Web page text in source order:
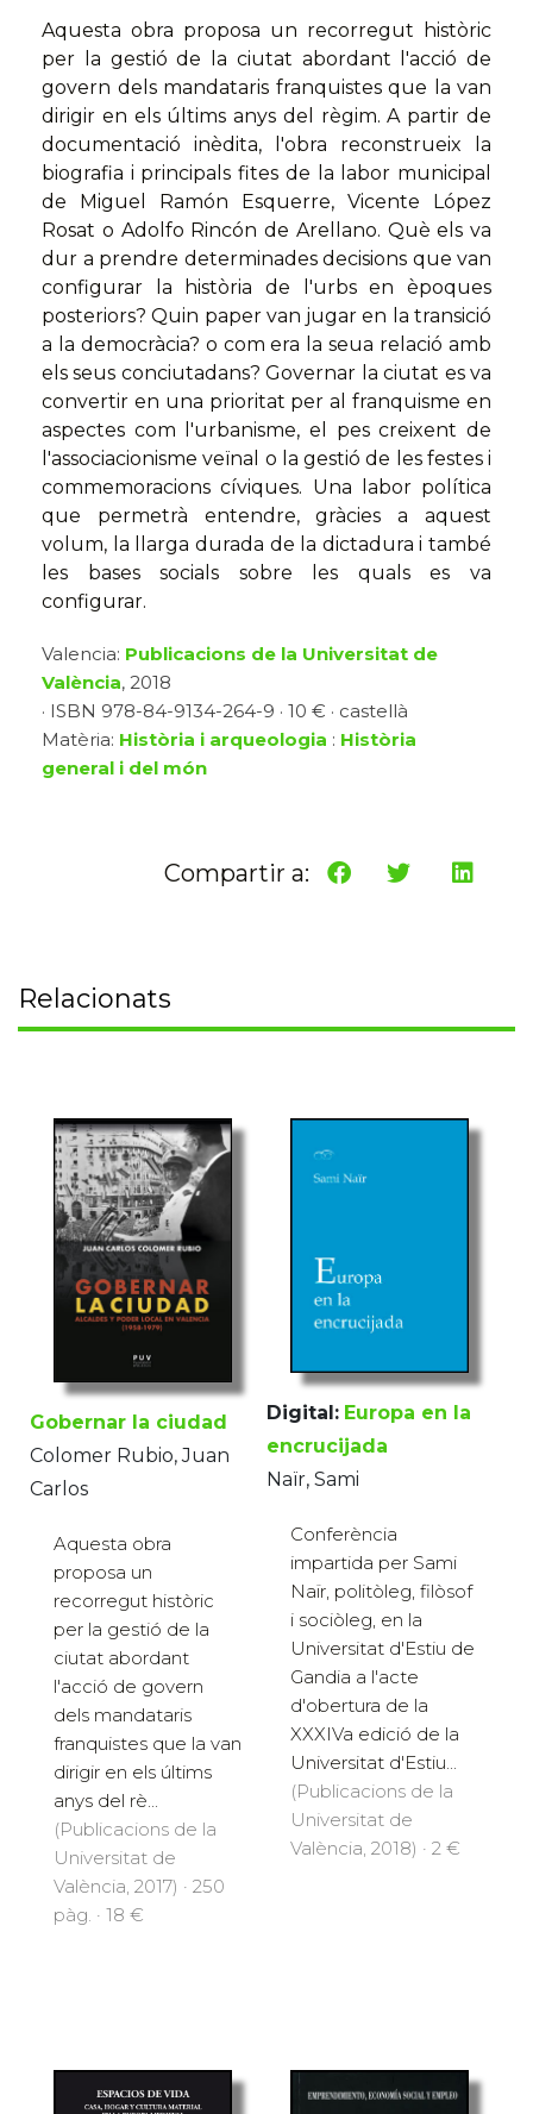
Aquesta obra proposa un recorregut històric
per la gestió de la ciutat abordant l'acció de
govern dels mandataris franquistes que la van
dirigir en els últims anys del règim. A partir de
documentació inèdita, l'obra reconstrueix la
biografia i principals fites de la labor municipal
de Miguel Ramón Esquerre, Vicente López
Rosat o Adolfo Rincón de Arellano. Què els va
dur a prendre determinades decisions que van
configurar la història de l'urbs en èpoques
posteriors? Quin paper van jugar en la transició
a la democràcia? o com era la seua relació amb
els seus conciutadans? Governar la ciutat es va
convertir en una prioritat per al franquisme en
aspectes com l'urbanisme, el pes creixent de
l'associacionisme veïnal o la gestió de les festes i
commemoracions cíviques. Una labor política
que permetrà entendre, gràcies a aquest
volum, la llarga durada de la dictadura i també
les bases socials sobre les quals es va
configurar.
Valencia: Publicacions de la Universitat de
València, 2018
· ISBN 978-84-9134-264-9 · 10 € · castellà
Matèria: Història i arqueologia : Història
general i del món
Compartir a:
Relacionats
Gobernar la ciudad
Colomer Rubio, Juan
Carlos
Aquesta obra
proposa un
recorregut històric
per la gestió de la
ciutat abordant
l'acció de govern
dels mandataris
franquistes que la van
dirigir en els últims
anys del rè...
(Publicacions de la
Universitat de
València, 2017) · 250
pàg. · 18 €
Digital: Europa en la
encrucijada
Naïr, Sami
Conferència
impartida per Sami
Naïr, politòleg, filòsof
i sociòleg, en la
Universitat d'Estiu de
Gandia a l'acte
d'obertura de la
XXXIVa edició de la
Universitat d'Estiu...
(Publicacions de la
Universitat de
València, 2018) · 2 €